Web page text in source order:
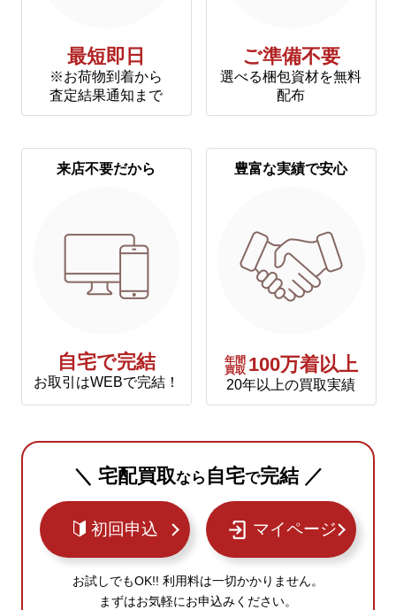
最短即日
※お荷物到着から
査定結果通知まで
ご準備不要
選べる梱包資材を無料
配布
来店不要だから
自宅で完結
お取引はWEBで完結！
豊富な実績で安心
年間
買取 100万着以上
20年以上の買取実績
＼ 宅配買取なら 自宅で完結 ／
初回申込 マイページ
お試しでもOK!! 利用料は一切かかりません。
まずはお気軽にお申込みください。